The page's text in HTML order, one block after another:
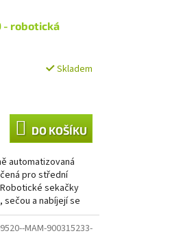
- robotická
Skladem
DO KOŠÍKU
automatizovaná
pro střední
sekačky
sečou a nabíjejí se
MAM-900315233-